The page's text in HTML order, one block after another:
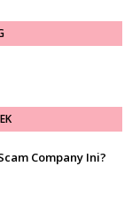
Company Ini?